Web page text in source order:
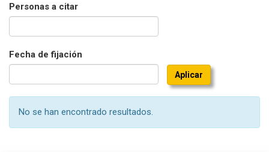
Personas a citar
Fecha de fijación
No se han encontrado resultados.